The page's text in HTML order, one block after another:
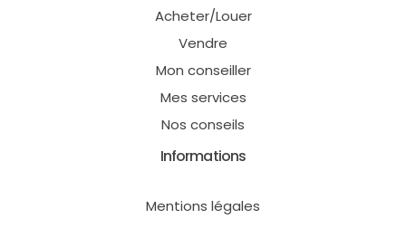
Acheter/Louer
Vendre
Mon conseiller
Mes services
Nos conseils
Informations
Mentions légales